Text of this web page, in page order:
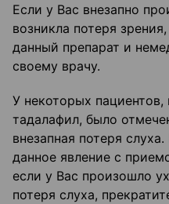
Если у Вас внезапно
возникла потеря
данный препарат и
своему врачу.
У некоторых
тадалафил, было
внезапная потеря
данное явление с
если у Вас произошло
потеря слуха,